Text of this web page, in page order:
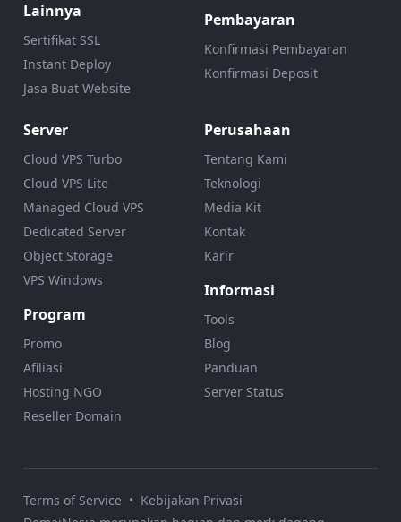
Lainnya
Sertifikat SSL
Instant Deploy
Jasa Buat Website
Pembayaran
Konfirmasi Pembayaran
Konfirmasi Deposit
Server
Cloud VPS Turbo
Cloud VPS Lite
Managed Cloud VPS
Dedicated Server
Object Storage
VPS Windows
Program
Promo
Afiliasi
Hosting NGO
Reseller Domain
Perusahaan
Tentang Kami
Teknologi
Media Kit
Kontak
Karir
Informasi
Tools
Blog
Panduan
Server Status
Terms of Service • Kebijakan Privasi